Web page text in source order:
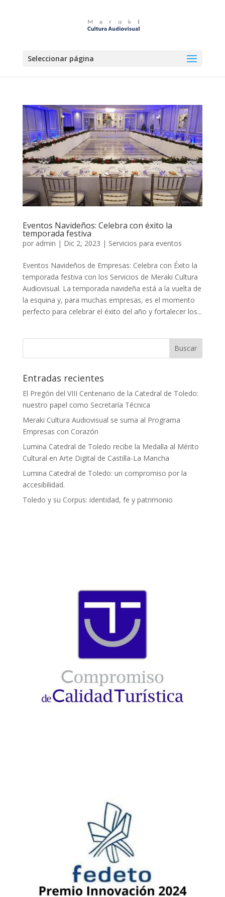
Seleccionar página
Eventos Navideños: Celebra con éxito la
temporada festiva
por admin | Dic 2, 2023 | Servicios para eventos
Eventos Navideños de Empresas: Celebra con Éxito la
temporada festiva con los Servicios de Meraki Cultura
Audiovisual. La temporada navideña está a la vuelta de
la esquina y, para muchas empresas, es el momento
perfecto para celebrar el éxito del año y fortalecer los...
Entradas recientes
El Pregón del VIII Centenario de la Catedral de Toledo:
nuestro papel como Secretaría Técnica
Meraki Cultura Audiovisual se suma al Programa
Empresas con Corazón
Lumina Catedral de Toledo recibe la Medalla al Mérito
Cultural en Arte Digital de Castilla-La Mancha
Lumina Catedral de Toledo: un compromiso por la
accesibilidad.
Toledo y su Corpus: identidad, fe y patrimonio